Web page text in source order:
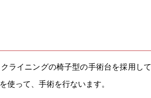
ライニングの椅子型の手術台を採用し
使って、手術を行ないます。